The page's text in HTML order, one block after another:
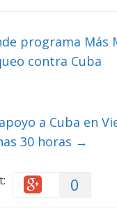
programa Más
contra Cuba
a Cuba en
30 horas →
0